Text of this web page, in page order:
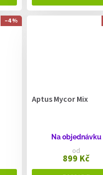
–4 %
Aptus Mycor Mix
Na objednávku
od
899 Kč